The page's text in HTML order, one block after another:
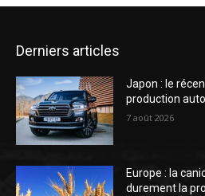
Derniers articles
Japon : le
production
7 août 2026
Europe : la
durement la